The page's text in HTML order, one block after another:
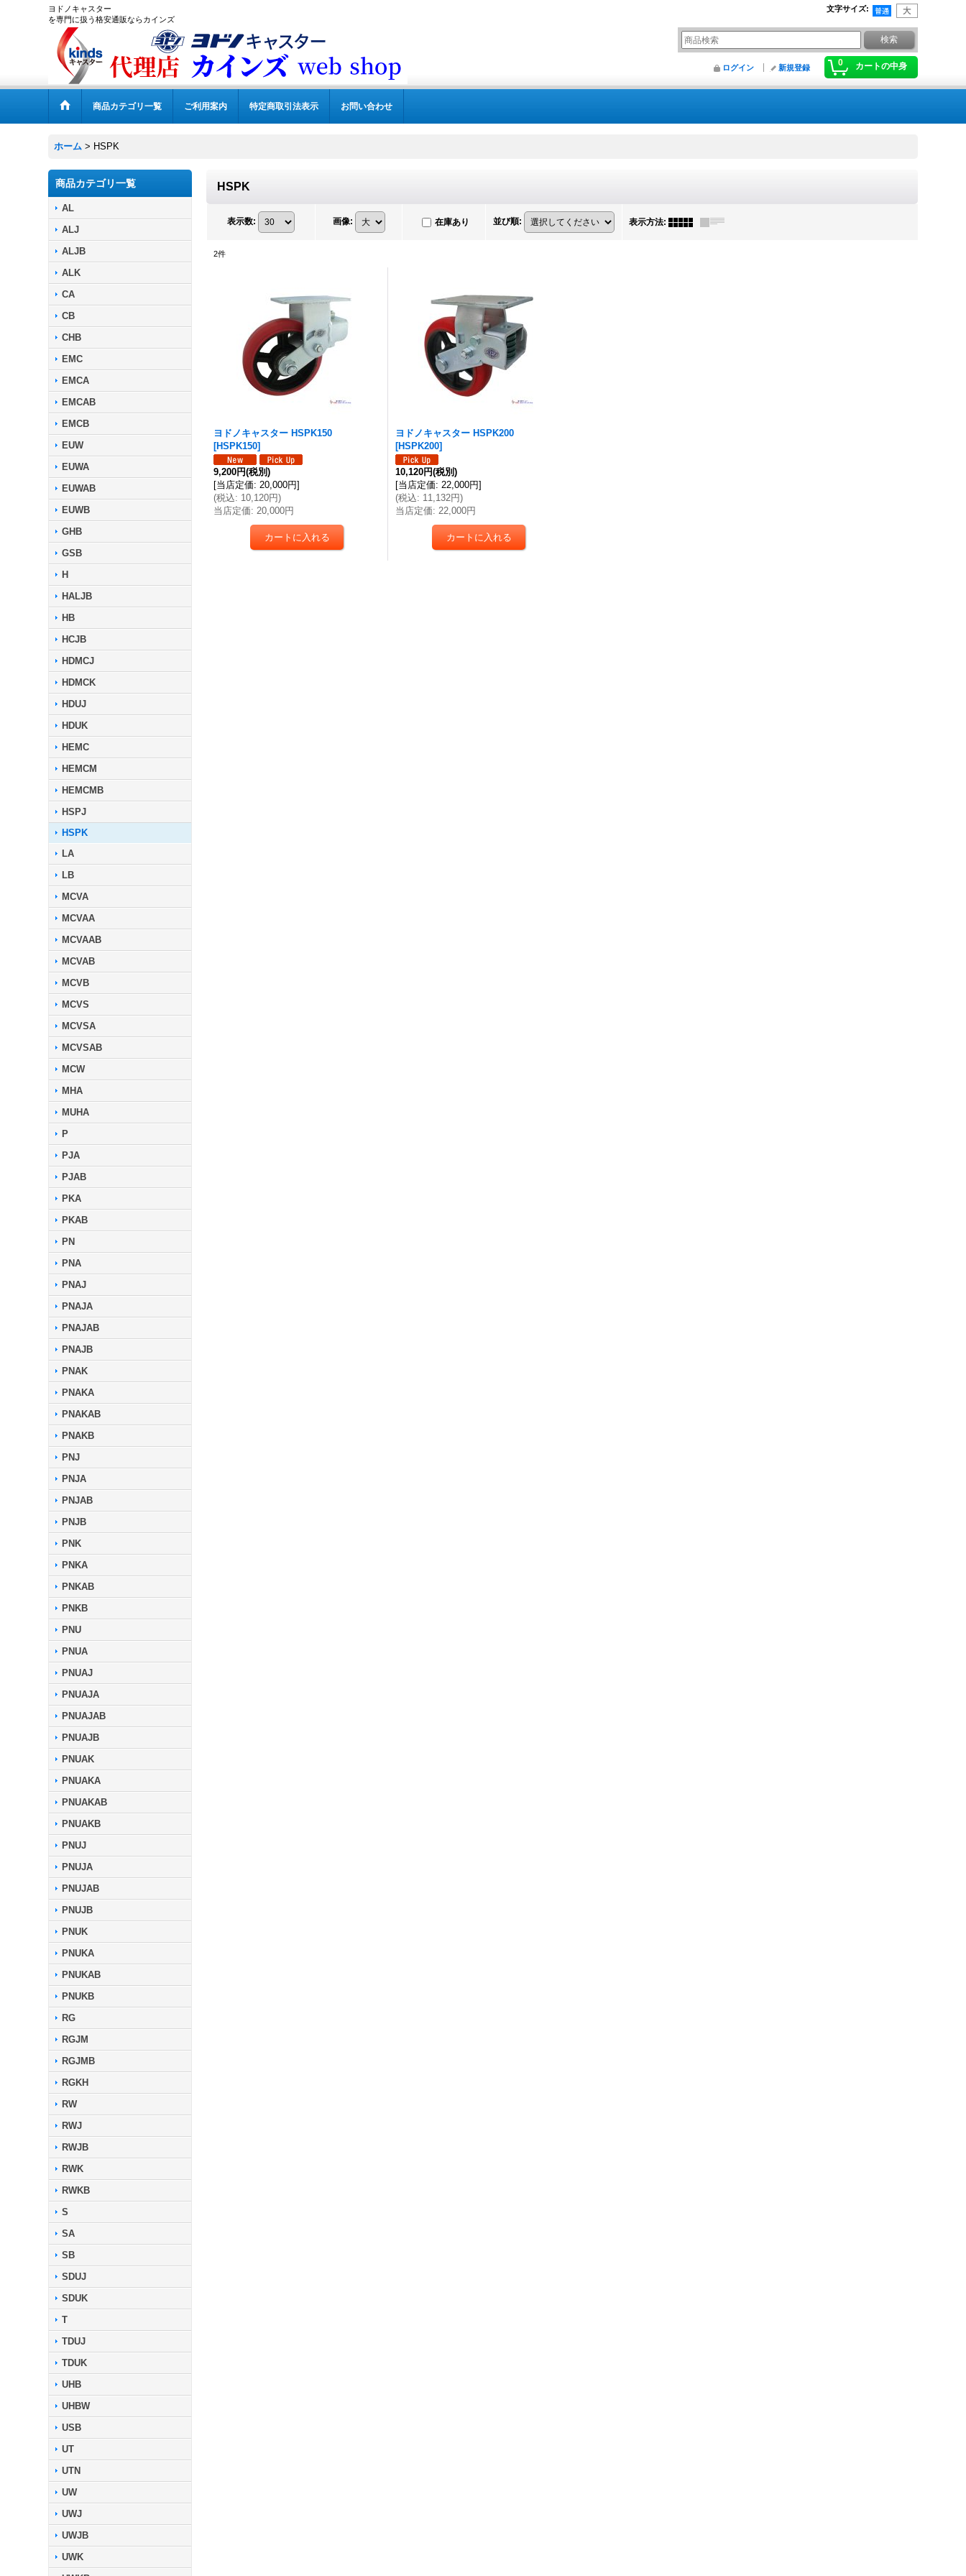
ヨドノキャスター
を専門に扱う格安通販ならカインズ
文字サイズ:
0 カートの中身
ログイン 新規登録
商品カテゴリ一覧 ご利用案内 特定商取引法表示 お問い合わせ
ホーム > HSPK
商品カテゴリ一覧
AL
ALJ
ALJB
ALK
CA
CB
CHB
EMC
EMCA
EMCAB
EMCB
EUW
EUWA
EUWAB
EUWB
GHB
GSB
H
HALJB
HB
HCJB
HDMCJ
HDMCK
HDUJ
HDUK
HEMC
HEMCM
HEMCMB
HSPJ
HSPK
LA
LB
MCVA
MCVAA
MCVAAB
MCVAB
MCVB
MCVS
MCVSA
MCVSAB
MCW
MHA
MUHA
P
PJA
PJAB
PKA
PKAB
PN
PNA
PNAJ
PNAJA
PNAJAB
PNAJB
PNAK
PNAKA
PNAKAB
PNAKB
PNJ
PNJA
PNJAB
PNJB
PNK
PNKA
PNKAB
PNKB
PNU
PNUA
PNUAJ
PNUAJA
PNUAJAB
PNUAJB
PNUAK
PNUAKA
PNUAKAB
PNUAKB
PNUJ
PNUJA
PNUJAB
PNUJB
PNUK
PNUKA
PNUKAB
PNUKB
RG
RGJM
RGJMB
RGKH
RW
RWJ
RWJB
RWK
RWKB
S
SA
SB
SDUJ
SDUK
T
TDUJ
TDUK
UHB
UHBW
USB
UT
UTN
UW
UWJ
UWJB
UWK
HSPK
表示数: 画像: 在庫あり 並び順: 表示方法:
2件
ヨドノキャスター HSPK150
[HSPK150]
9,200円(税別)
[当店定価: 20,000円]
(税込: 10,120円)
当店定価: 20,000円
ヨドノキャスター HSPK200
[HSPK200]
10,120円(税別)
[当店定価: 22,000円]
(税込: 11,132円)
当店定価: 22,000円